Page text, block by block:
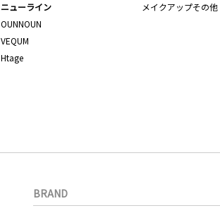
メイクアップその他
ニューライン
OUNNOUN
VEQUM
Htage
BRAND